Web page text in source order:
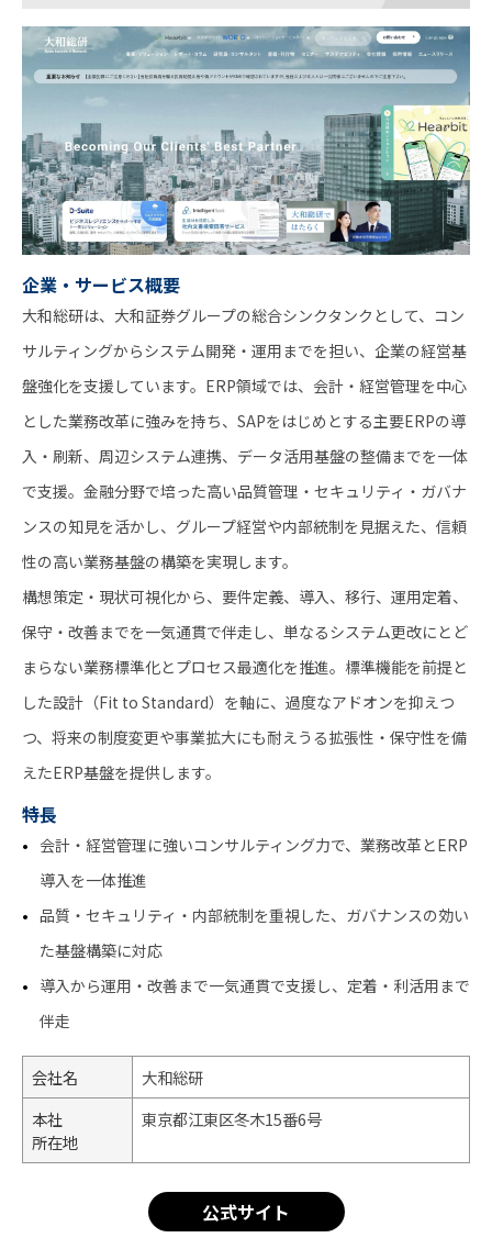
企業・サービス概要
大和総研は、大和証券グループの総合シンクタンクとして、コン
サルティングからシステム開発・運用までを担い、企業の経営基
盤強化を支援しています。ERP領域では、会計・経営管理を中心
とした業務改革に強みを持ち、SAPをはじめとする主要ERPの導
入・刷新、周辺システム連携、データ活用基盤の整備までを一体
で支援。金融分野で培った高い品質管理・セキュリティ・ガバナ
ンスの知見を活かし、グループ経営や内部統制を見据えた、信頼
性の高い業務基盤の構築を実現します。
構想策定・現状可視化から、要件定義、導入、移行、運用定着、
保守・改善までを一気通貫で伴走し、単なるシステム更改にとど
まらない業務標準化とプロセス最適化を推進。標準機能を前提と
した設計（Fit to Standard）を軸に、過度なアドオンを抑えつ
つ、将来の制度変更や事業拡大にも耐えうる拡張性・保守性を備
えたERP基盤を提供します。
特長
会計・経営管理に強いコンサルティング力で、業務改革とERP
導入を一体推進
品質・セキュリティ・内部統制を重視した、ガバナンスの効い
た基盤構築に対応
導入から運用・改善まで一気通貫で支援し、定着・利活用まで
伴走
会社名
大和総研
本社
所在地
東京都江東区冬木15番6号
公式サイト